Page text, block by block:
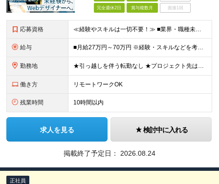
完全週休2日 賞与複数月 面接1回
応募資格 ≪経験やスキルは一切不要！≫ ■業界・職種未経験OK ■第二新卒歓迎 ■学歴不問 ■35歳以下の方（※若年層の長期キャリア形成を図るため） ＼こんな方は、Nexilにぴったりです／ □「やりたいこと
給与 ■月給27万円～70万円 ※経験・スキルなどを考慮して決定します。 ※上記金額には固定残業代（月15時間相当分／26,300円～73,500円）を含みます。 超過分は別途支給します。 ★最大200万
勤務地 ★引っ越しを伴う転勤なし ★プロジェクト先は希望やスキルを考慮して決定 本社もしくは東京23区を中心とした 神奈川・千葉・埼玉の各プロジェクト先の勤務となります。 【東京本社】 東京都渋谷区渋谷2
働き方 リモートワークOK
残業時間 10時間以内
求人を見る 検討中に入れる
掲載終了予定日： 2026.08.24
正社員